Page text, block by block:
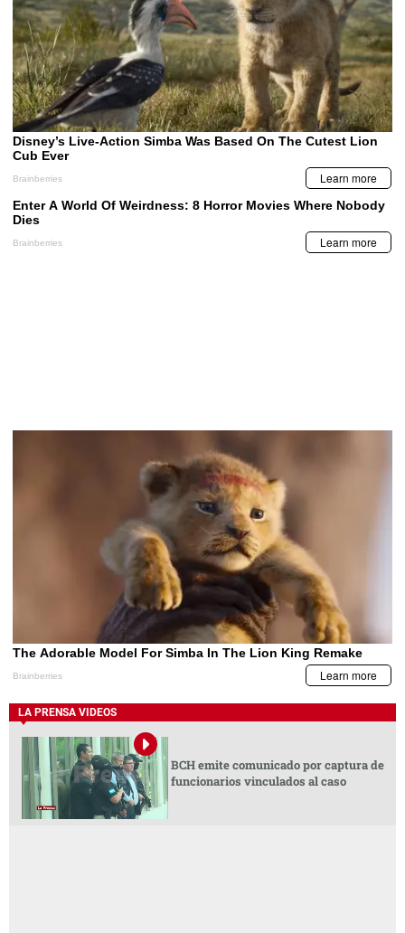
LA PRENSA VIDEOS
BCH emite comunicado por captura de
funcionarios vinculados al caso